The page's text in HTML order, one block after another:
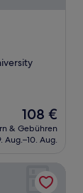
Der
Preis
beträgt
108 €
& Gebühren
Aug.–10. Aug.